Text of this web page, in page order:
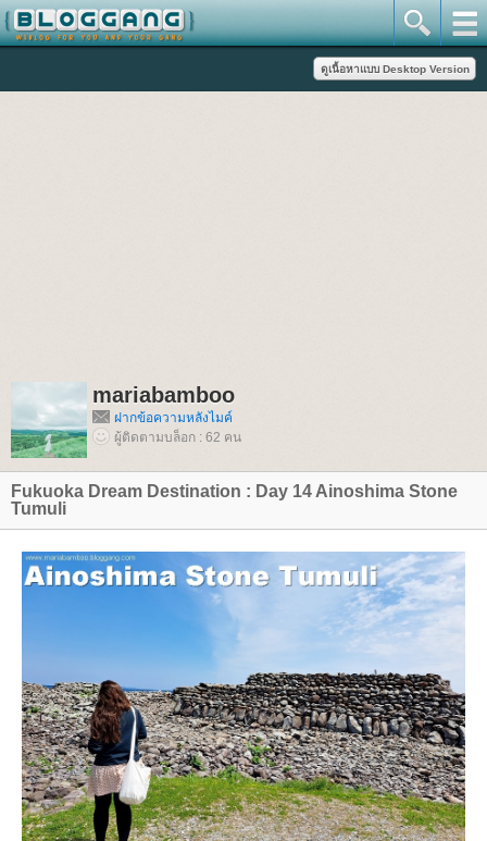
mariabamboo
ฝากข้อความหลังไมค์
ผู้ติดตามบล็อก : 62 คน
Fukuoka Dream Destination : Day 14 Ainoshima Stone
Tumuli